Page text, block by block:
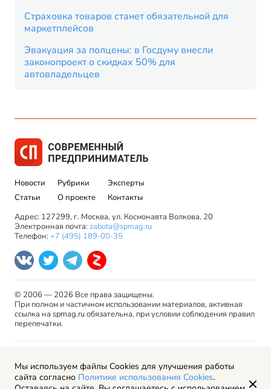
Страховка товаров станет обязательной для
маркетплейсов
Эвакуация за полцены: в Госдуму внесли
законопроект о скидках 50% для
автовладельцев
Новости
Статьи
Рубрики
О проекте
Эксперты
Контакты
Адрес: 127299, г. Москва, ул. Космонавта Волкова, 20
Электронная почта: zabota@spmag.ru
Телефон: +7 (495) 189-00-35
© 2006 — 2026 Все права защищены.
При полном и частичном использовании материалов, активная
ссылка на spmag.ru обязательна, при условии соблюдения правил
перепечатки.
права
Пользовательское соглашение
Мы используем файлы Cookies для улучшения работы
сайта согласно Политике использования Cookies.